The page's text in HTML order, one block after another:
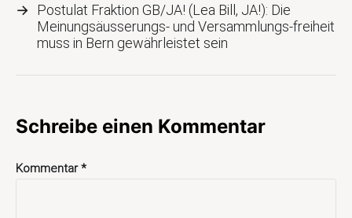
→ Postulat Fraktion GB/JA! (Lea Bill, JA!): Die
Meinungsäusserungs- und Versammlungs-freiheit
muss in Bern gewährleistet sein
Schreibe einen Kommentar
Kommentar*